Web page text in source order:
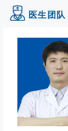
医生团队